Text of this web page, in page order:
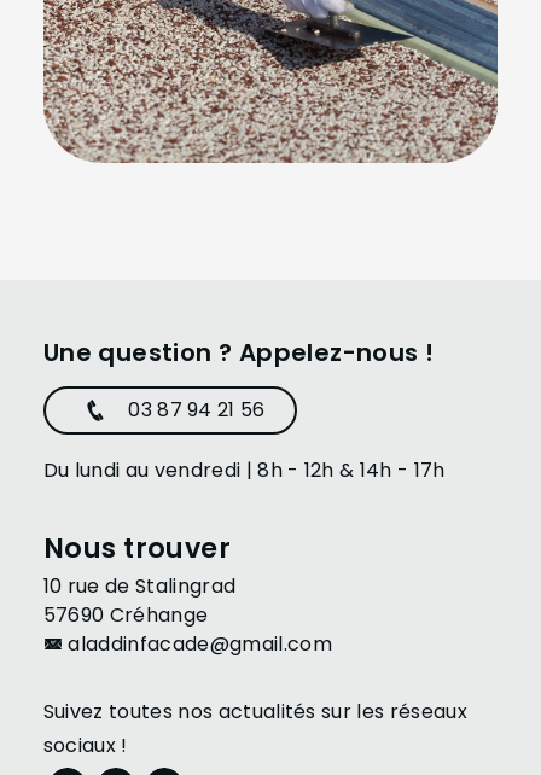
Une question ? Appelez-nous !
03 87 94 21 56
Du lundi au vendredi | 8h - 12h & 14h - 17h
Nous trouver
10 rue de Stalingrad
57690 Créhange
aladdinfacade@gmail.com
Suivez toutes nos actualités sur les réseaux
sociaux !